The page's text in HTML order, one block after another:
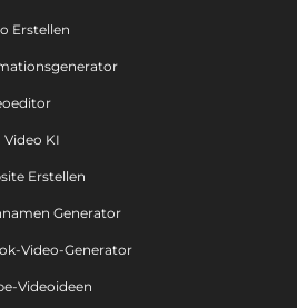
Erstellen
Video KI
Erstellen
Generator
Video-Generator
Videoideen